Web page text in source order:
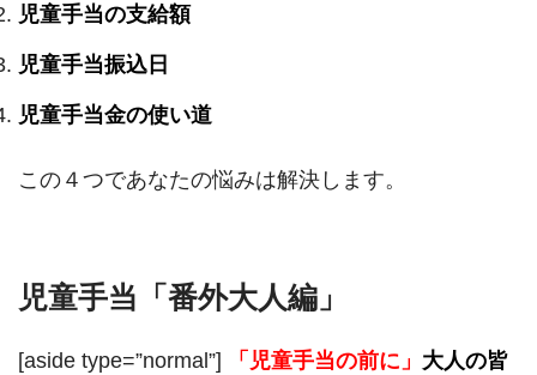
児童手当の支給額
児童手当振込日
児童手当金の使い道
この４つであなたの悩みは解決します。
児童手当「番外大人編」
[aside type=”normal”] 「児童手当の前に」 大人の皆